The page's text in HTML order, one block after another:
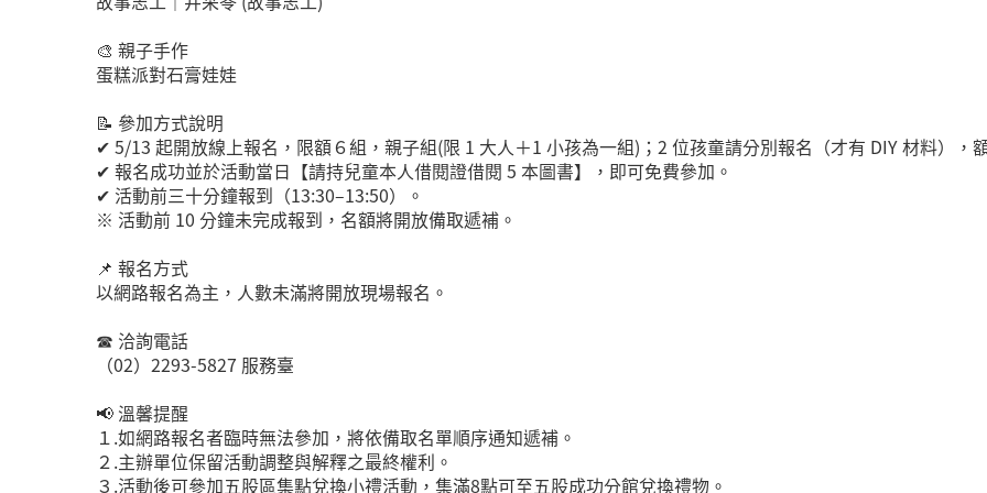
🎨 親子手作
蛋糕派對石膏娃娃
📝 參加方式說明
✔ 5/13 起開放線上報名，限額６組，親子組(限 1 大人＋1 小孩為一組)；2 位孩童請分別報名（才有 DIY 材料），
✔ 報名成功並於活動當日【請持兒童本人借閱證借閱 5 本圖書】，即可免費參加。
✔ 活動前三十分鐘報到（13:30–13:50）。
※ 活動前 10 分鐘未完成報到，名額將開放備取遞補。
📌 報名方式
以網路報名為主，人數未滿將開放現場報名。
☎ 洽詢電話
（02）2293-5827 服務臺
📢 溫馨提醒
１.如網路報名者臨時無法參加，將依備取名單順序通知遞補。
２.主辦單位保留活動調整與解釋之最終權利。
３.活動後可參加五股區集點兌換小禮活動，集滿8點可至五股成功分館兌換禮物。